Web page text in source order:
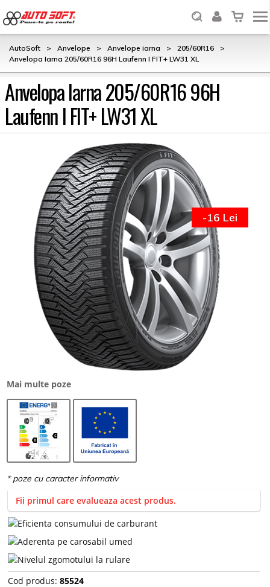
AutoSoft > Anvelope > Anvelope iarna > 205/60R16
>
Anvelopa Iarna 205/60R16 96H Laufenn I FIT+ LW31 XL
Anvelopa Iarna 205/60R16 96H
Laufenn I FIT+ LW31 XL
Mai multe poze
-16 Lei
Fii primul care evalueaza acest produs.
Cod produs: 85524